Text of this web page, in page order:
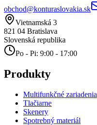
obchod@konturaslovakia.sk
Vietnamská 3
821 04 Bratislava
Slovenská republika
Po - Pi: 9:00 - 17:00
Produkty
Multifunkčné zariadenia
Tlačiarne
Skenery
Spotrebný materiál